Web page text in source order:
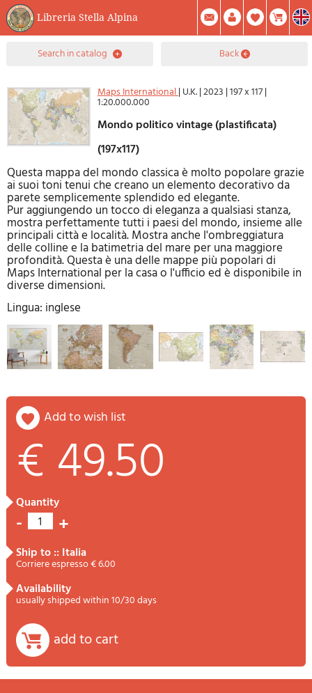
Libreria Stella Alpina
0Item(s) In Your Cart
Summary
Facebook
Create Account Mod. Password
search in catalog back
Maps International| U.K.|2023 |197 x 117|
1:20.000.000
Mondo politico vintage (plastificata)
(197x117)
Questa mappa del mondo classica è molto popolare grazie
ai suoi toni tenui che creano un elemento decorativo da
parete semplicemente splendido ed elegante.
Pur aggiungendo un tocco di eleganza a qualsiasi stanza,
mostra perfettamente tutti i paesi del mondo, insieme alle
principali città e località. Mostra anche l'ombreggiatura
delle colline e la batimetria del mare per una maggiore
profondità. Questa è una delle mappe più popolari di
Maps International per la casa o l'ufficio ed è disponibile in
diverse dimensioni.
Lingua: inglese
add to wish list
€ 49.50
quantity
- 1 +
ship to :: Italia
Corriere espresso € 6.00
availability
usually shipped within 10/30 days
add to cart